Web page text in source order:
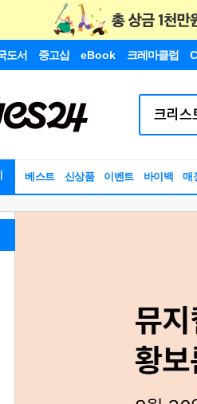
도서 중고샵 eBook 크레마클럽
베스트 신상품 이벤트 바이백 매